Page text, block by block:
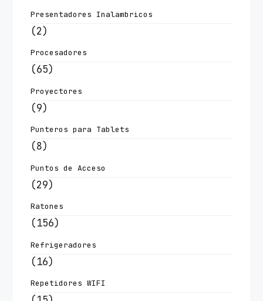
Presentadores Inalambricos
(2)
Procesadores
(65)
Proyectores
(9)
Punteros para Tablets
(8)
Puntos de Acceso
(29)
Ratones
(156)
Refrigeradores
(16)
Repetidores WIFI